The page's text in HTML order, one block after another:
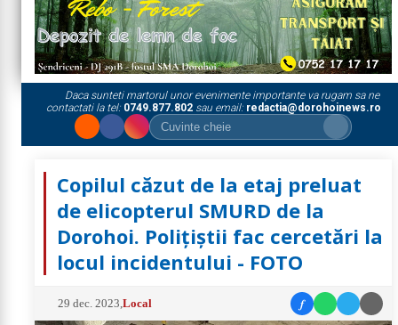
Daca sunteti martorul unor evenimente importante va rugam sa ne
contactati la tel: 0749.877.802sau email: redactia@dorohoinews.ro
Copilul căzut de la etaj preluat
de elicopterul SMURD de la
Dorohoi. Polițiștii fac cercetări la
locul incidentului - FOTO
29 dec. 2023 ,Local f